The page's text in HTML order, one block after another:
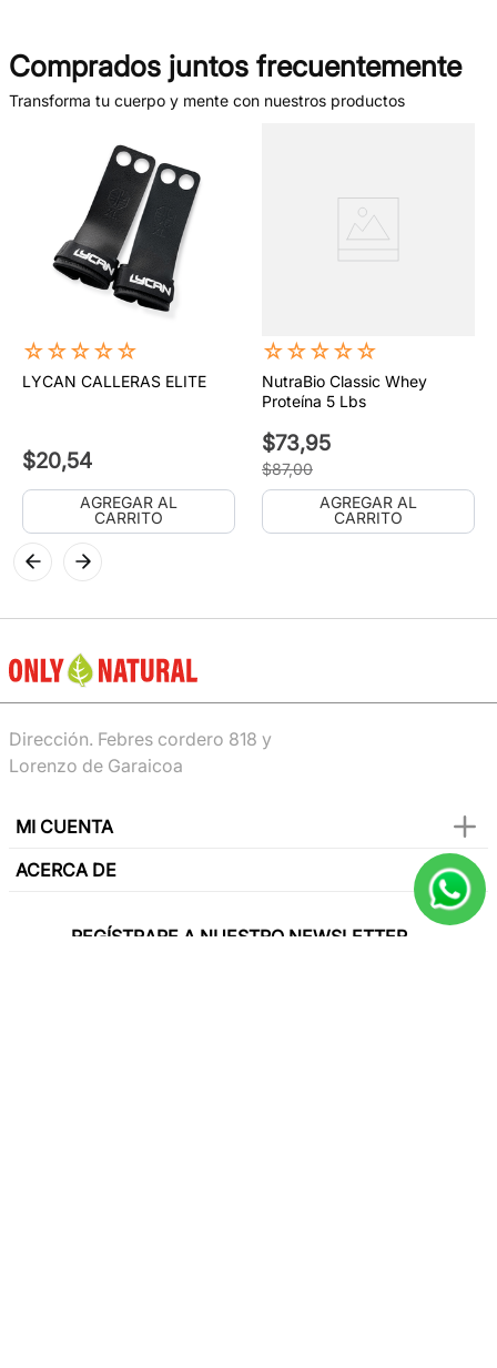
Comprados juntos frecuentemente
Transforma tu cuerpo y mente con nuestros productos
☆☆☆☆☆
LYCAN CALLERAS ELITE
$20,54
AGREGAR AL
CARRITO
☆☆☆☆☆
NutraBio Classic Whey
Proteína 5 Lbs
$73,95
$87,00
AGREGAR AL
CARRITO
Dirección. Febres cordero 818 y
Lorenzo de Garaicoa
MI CUENTA
ACERCA DE
REGÍSTRARE A NUESTRO NEWSLETTER